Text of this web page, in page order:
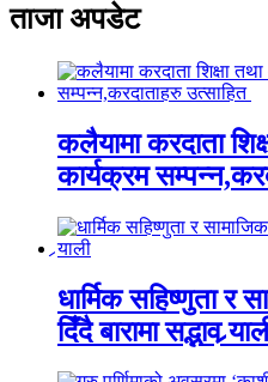
ताजा अपडेट
कलैयामा करदाता
कार्यक्रम
धार्मिक सहिष्णुता र
दिँदै बारामा सद्भाव